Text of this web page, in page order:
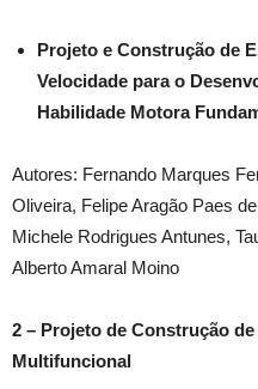
Projeto e Construção de
Velocidade para o
Habilidade Motora
Autores: Fernando Marques
Oliveira, Felipe Aragão Paes
Michele Rodrigues Antunes,
Alberto Amaral Moino
2 – Projeto de Construção
Multifuncional